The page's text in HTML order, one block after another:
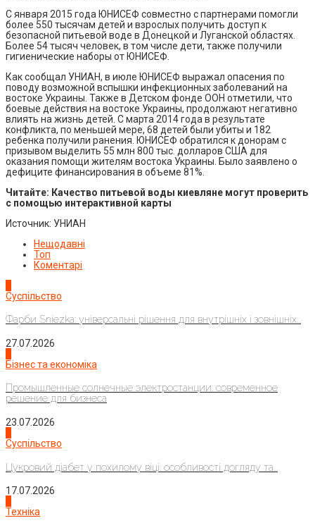
С января 2015 года ЮНИСЕФ совместно с партнерами помогли
более 550 тысячам детей и взрослых получить доступ к
безопасной питьевой воде в Донецкой и Луганской областях.
Более 54 тысяч человек, в том числе дети, также получили
гигиенические наборы от ЮНИСЕФ.
Как сообщал УНИАН, в июле ЮНИСЕФ выражал опасения по
поводу возможной вспышки инфекционных заболеваний на
востоке Украины. Также в Детском фонде ООН отметили, что
боевые действия на востоке Украины, продолжают негативно
влиять на жизнь детей. С марта 2014 года в результате
конфликта, по меньшей мере, 68 детей были убиты и 182
ребенка получили ранения. ЮНИСЕФ обратился к донорам с
призывом выделить 55 млн 800 тыс. долларов США для
оказания помощи жителям востока Украины. Было заявлено о
дефиците финансирования в объеме 81%.
Читайте: Качество питьевой воды киевляне могут проверить
с помощью интерактивной карты
Источник: УНИАН
Нещодавні
Топ
Коментарі
Суспільство
Фарби Sniezka: універсальні рішення для внутрішніх і зовнішніх...
27.07.2026
Бізнес та економіка
Промышленные солнечные электростанции: современное
решение для бизнеса
23.07.2026
Суспільство
Цукровий діабет у похилому віці: особливості догляду та...
17.07.2026
Техніка